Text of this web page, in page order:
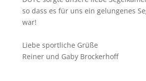
so dass es für uns ein gelungenes
war!
Liebe sportliche Grüße
Reiner und Gaby Brockerhoff